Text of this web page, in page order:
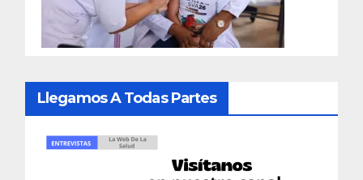
Llegamos A Todas Partes